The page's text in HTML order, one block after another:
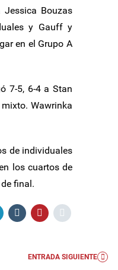
Bouzas
y Gauff y
en el Grupo A
7-5, 6-4 a Stan
Wawrinka
de individuales
los cuartos de
final.
ENTRADA SIGUIENTE